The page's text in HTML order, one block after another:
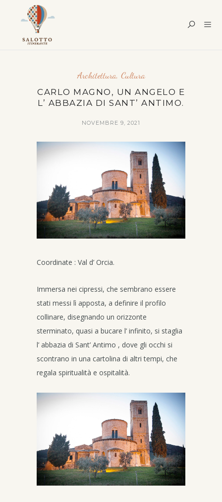
Architettura, Cultura
CARLO MAGNO, UN ANGELO E
L’ ABBAZIA DI SANT’ ANTIMO.
NOVEMBRE 9, 2021
Coordinate : Val d’ Orcia.
Immersa nei cipressi, che sembrano essere
stati messi lì apposta, a definire il profilo
collinare, disegnando un orizzonte
sterminato, quasi a bucare l’ infinito, si staglia
l’ abbazia di Sant’ Antimo , dove gli occhi si
scontrano in una cartolina di altri tempi, che
regala spiritualità e ospitalità.